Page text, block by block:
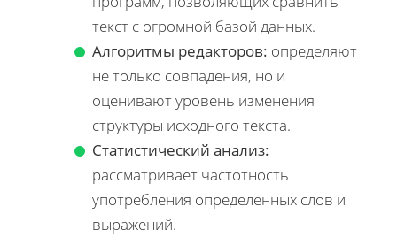
текст с огромной базой данных.
Алгоритмы редакторов: определяют
не только совпадения, но и
оценивают уровень изменения
структуры исходного текста.
Статистический анализ:
рассматривает частотность
употребления определенных слов и
выражений.